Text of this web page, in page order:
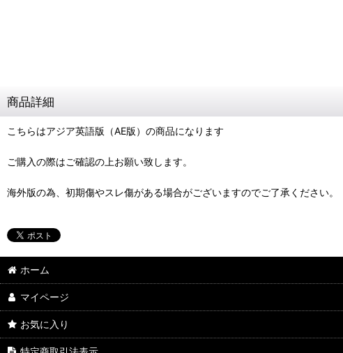
商品詳細
こちらはアジア英語版（AE版）の商品になります
ご購入の際はご確認の上お願い致します。
海外版の為、初期傷やスレ傷がある場合がございますのでご了承ください。
ホーム
マイページ
お気に入り